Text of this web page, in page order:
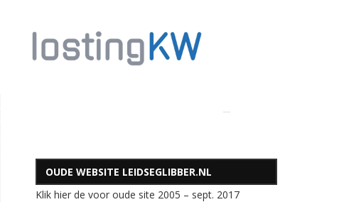
OUDE WEBSITE LEIDSEGLIBBER.NL
Klik hier de voor oude site 2005 – sept. 2017